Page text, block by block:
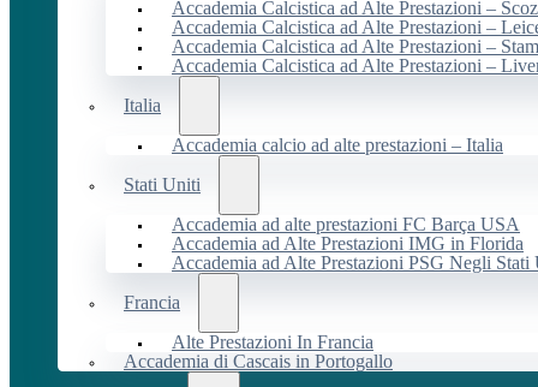
Accademia Calcistica ad Alte Prestazioni –
Accademia Calcistica ad Alte Prestazioni –
Accademia Calcistica ad Alte Prestazioni –
Accademia Calcistica ad Alte Prestazioni –
Italia
Accademia calcio ad alte prestazioni – Italia
Stati Uniti
Accademia ad alte prestazioni FC Barça USA
Accademia ad Alte Prestazioni IMG in Florida
Accademia ad Alte Prestazioni PSG Negli Stati
Francia
Alte Prestazioni In Francia
Accademia di Cascais in Portogallo